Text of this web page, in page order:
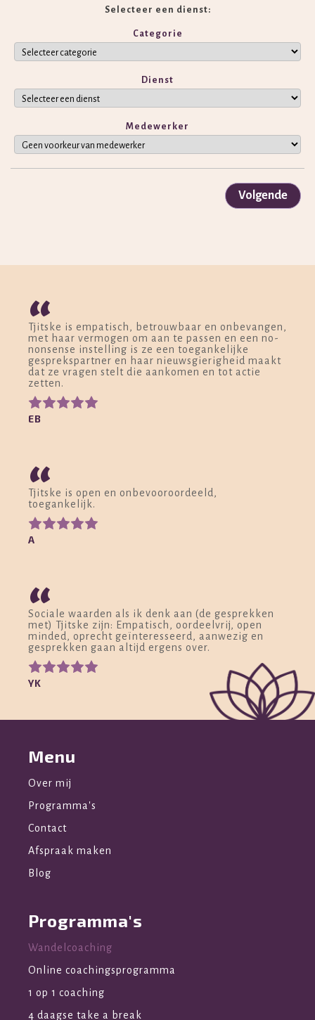
Selecteer een dienst:
Categorie
Dienst
Medewerker
Volgende
“
Tjitske is empatisch, betrouwbaar en onbevangen,
met haar vermogen om aan te passen en een no-
nonsense instelling is ze een toegankelijke
gesprekspartner en haar nieuwsgierigheid maakt
dat ze vragen stelt die aankomen en tot actie
zetten.
EB
“
Tjitske is open en onbevooroordeeld,
toegankelijk.
A
“
Sociale waarden als ik denk aan (de gesprekken
met) Tjitske zijn: Empatisch, oordeelvrij, open
minded, oprecht geïnteresseerd, aanwezig en
gesprekken gaan altijd ergens over.
YK
Menu
Over mij
Programma's
Contact
Afspraak maken
Blog
Programma's
Wandelcoaching
Online coachingsprogramma
1 op 1 coaching
4 daagse take a break